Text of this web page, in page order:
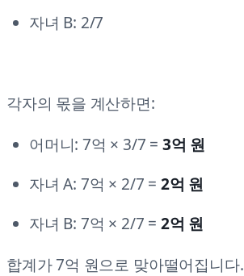
자녀 B: 2/7
각자의 몫을 계산하면:
어머니: 7억 × 3/7 = 3억 원
자녀 A: 7억 × 2/7 = 2억 원
자녀 B: 7억 × 2/7 = 2억 원
합계가 7억 원으로 맞아떨어집니다.